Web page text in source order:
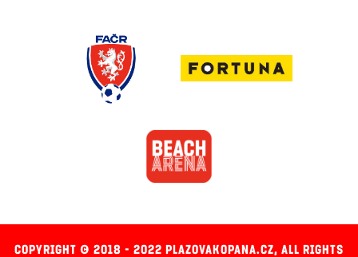
COPYRIGHT © 2018 - 2022 PLAZOVAKOPANA.CZ, ALL RIGHTS